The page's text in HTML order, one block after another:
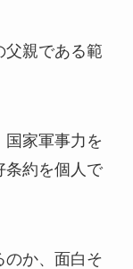
父親である範
国家軍事力を
条約を個人で
のか、面白そ